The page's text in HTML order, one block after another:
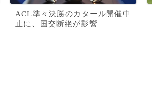
ACL準々決勝のカタール開催中
止に、国交断絶が影響